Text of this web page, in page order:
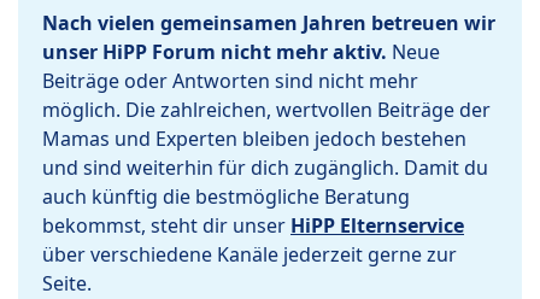
Nach vielen gemeinsamen Jahren betreuen wir
unser HiPP Forum nicht mehr aktiv. Neue
Beiträge oder Antworten sind nicht mehr
möglich. Die zahlreichen, wertvollen Beiträge der
Mamas und Experten bleiben jedoch bestehen
und sind weiterhin für dich zugänglich. Damit du
auch künftig die bestmögliche Beratung
bekommst, steht dir unser HiPP Elternservice
über verschiedene Kanäle jederzeit gerne zur
Seite.